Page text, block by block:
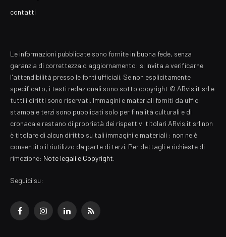
contatti
Le informazioni pubblicate sono fornite in buona fede, senza
garanzia di correttezza o aggiornamento: si invita a verificarne
l'attendibilità presso le fonti ufficiali. Se non esplicitamente
specificato, i testi redazionali sono sotto copyright © ARvis.it srl e
tutti i diritti sono riservati. Immagini e materiali forniti da uffici
stampa e terzi sono pubblicati solo per finalità culturali e di
cronaca e restano di proprietà dei rispettivi titolari ARvis.it srl non
è titolare di alcun diritto su tali immagini e materiali : non ne è
consentito il riutilizzo da parte di terzi. Per dettagli e richieste di
rimozione: Note legali e Copyright.
Seguici su:
FacebookInstagramLinkedInRSS